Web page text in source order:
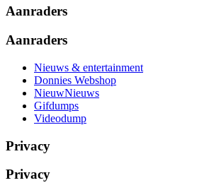
Aanraders
Aanraders
Nieuws & entertainment
Donnies Webshop
NieuwNieuws
Gifdumps
Videodump
Privacy
Privacy